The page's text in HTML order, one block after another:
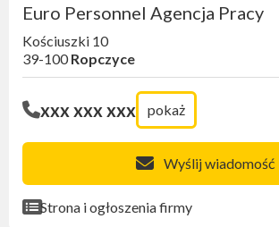
Euro Personnel Agencja Pracy
Kościuszki 10
39-100Ropczyce
xxx xxx xxx pokaż
Wyślij wiadomość
Strona i ogłoszenia firmy